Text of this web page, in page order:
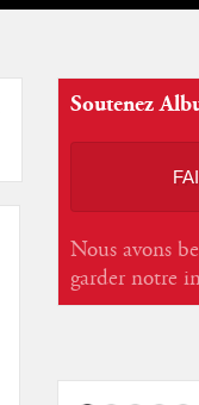
Soutenez
Nous avons
garder notre